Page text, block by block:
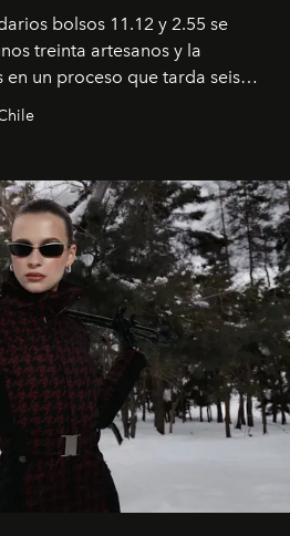
bolsos 11.12 y 2.55 se
treinta artesanos y la
en un proceso que tarda seis
en práctica una técnica
en la escuela de formación de